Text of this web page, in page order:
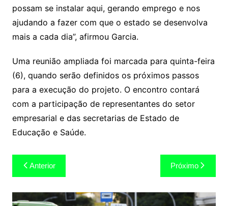
possam se instalar aqui, gerando emprego e nos
ajudando a fazer com que o estado se desenvolva
mais a cada dia”, afirmou Garcia.
Uma reunião ampliada foi marcada para quinta-feira
(6), quando serão definidos os próximos passos
para a execução do projeto. O encontro contará
com a participação de representantes do setor
empresarial e das secretarias de Estado de
Educação e Saúde.
Navegação
de
Post
Anterior Próximo